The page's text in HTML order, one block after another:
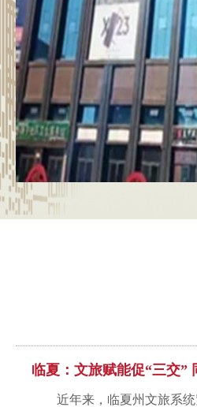
临夏：文旅赋能促“三交”
近年来，临夏州文旅系